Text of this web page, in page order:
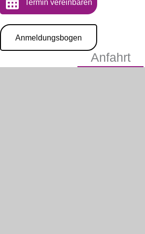
Anmeldungsbogen
Anfahrt